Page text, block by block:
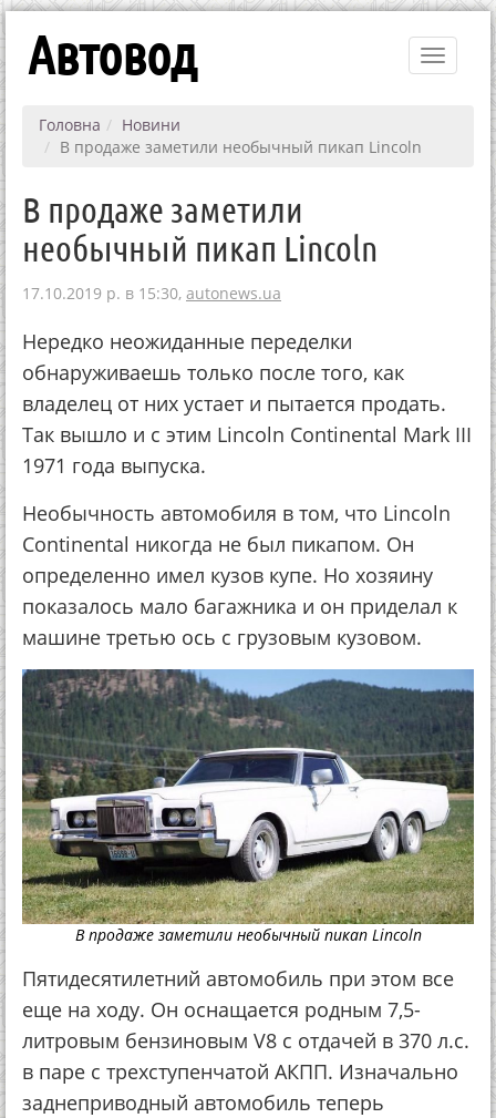
Toggle
Автовод
Головна
Новини
В продаже заметили необычный пикап Lincoln
В продаже заметили
необычный пикап Lincoln
17.10.2019 р. в 15:30, autonews.ua
Нередко неожиданные переделки
обнаруживаешь только после того, как
владелец от них устает и пытается продать.
Так вышло и с этим Lincoln Continental Mark III
1971 года выпуска.
Необычность автомобиля в том, что Lincoln
Continental никогда не был пикапом. Он
определенно имел кузов купе. Но хозяину
показалось мало багажника и он приделал к
машине третью ось с грузовым кузовом.
В продаже заметили необычный пикап Lincoln
Пятидесятилетний автомобиль при этом все
еще на ходу. Он оснащается родным 7,5-
литровым бензиновым V8 c отдачей в 370 л.с.
в паре с трехступенчатой АКПП. Изначально
заднеприводный автомобиль теперь